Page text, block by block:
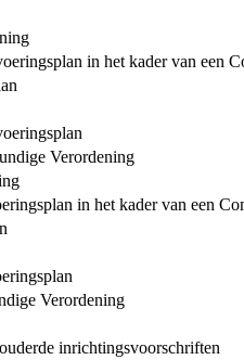
in het kader van een
Verordening
in het kader van een
Verordening
inrichtingsvoorschriften